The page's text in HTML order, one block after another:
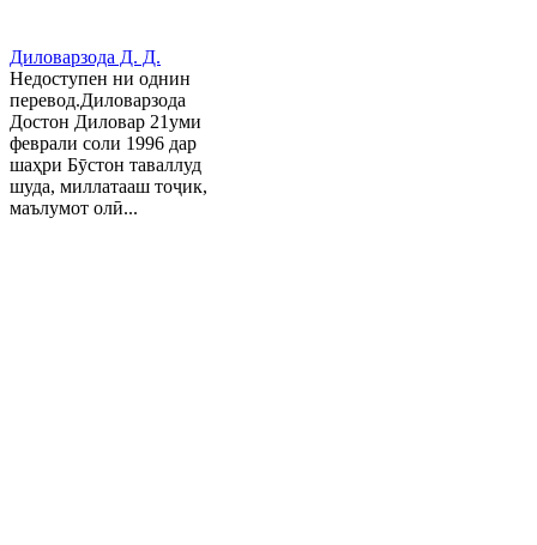
Диловарзода Д. Д.
Недоступен ни однин
перевод.Диловарзода
Достон Диловар 21уми
феврали соли 1996 дар
шаҳри Бӯстон таваллуд
шуда, миллатааш тоҷик,
маълумот олӣ...